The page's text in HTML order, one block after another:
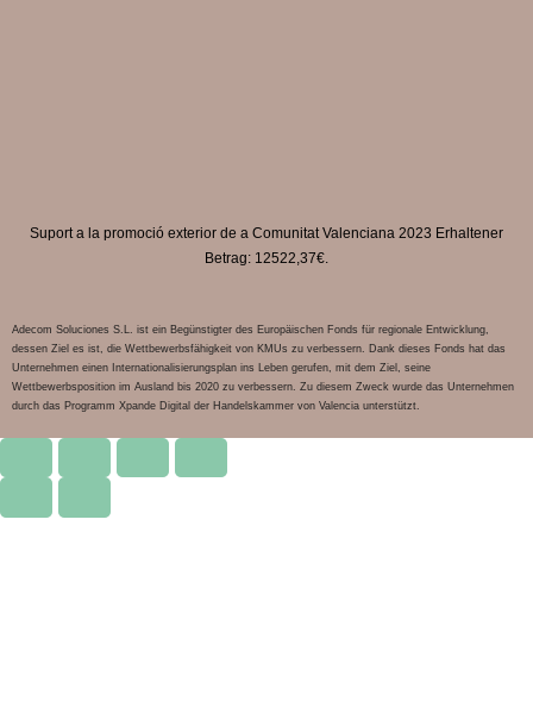
Suport a la promoció exterior de a Comunitat Valenciana 2023 Erhaltener
Betrag: 12522,37€.
Adecom Soluciones S.L. ist ein Begünstigter des Europäischen Fonds für regionale Entwicklung,
dessen Ziel es ist, die Wettbewerbsfähigkeit von KMUs zu verbessern. Dank dieses Fonds hat das
Unternehmen einen Internationalisierungsplan ins Leben gerufen, mit dem Ziel, seine
Wettbewerbsposition im Ausland bis 2020 zu verbessern. Zu diesem Zweck wurde das Unternehmen
durch das Programm Xpande Digital der Handelskammer von Valencia unterstützt.